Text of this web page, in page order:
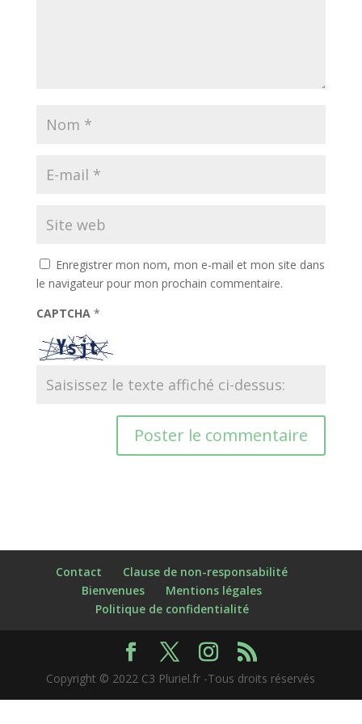
Enregistrer mon nom, mon e-mail et mon site dans
le navigateur pour mon prochain commentaire.
CAPTCHA *
Contact
Clause de non-responsabilité
Bienvenues
Mentions légales
Politique de confidentialité
Copyright © 2022 C3 Pluriel.fr -Tous droits réservés